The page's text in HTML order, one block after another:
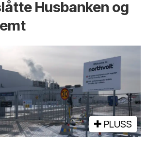
Husbanken og
PLUSS